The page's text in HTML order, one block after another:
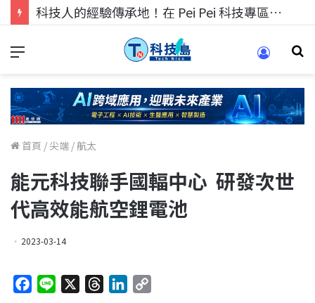
科技人的經驗傳承地！在 Pei Pei 科技專區，與學弟妹交流最硬核的技術
首頁 /尖端 /航太
能元科技聯手國輻中心 研發次世
代高效能航空鋰電池
2023-03-14